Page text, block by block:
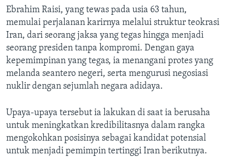
Ebrahim Raisi, yang tewas pada usia 63 tahun,
memulai perjalanan karirnya melalui struktur teokrasi
Iran, dari seorang jaksa yang tegas hingga menjadi
seorang presiden tanpa kompromi. Dengan gaya
kepemimpinan yang tegas, ia menangani protes yang
melanda seantero negeri, serta mengurusi negosiasi
nuklir dengan sejumlah negara adidaya.
Upaya-upaya tersebut ia lakukan di saat ia berusaha
untuk meningkatkan kredibilitasnya dalam rangka
mengokohkan posisinya sebagai kandidat potensial
untuk menjadi pemimpin tertinggi Iran berikutnya.